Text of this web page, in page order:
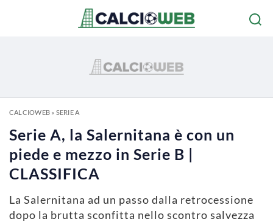
CALCIOWEB» SERIE A
Serie A, la Salernitana è con un
piede e mezzo in Serie B |
CLASSIFICA
La Salernitana ad un passo dalla retrocessione
dopo la brutta sconfitta nello scontro salvezza